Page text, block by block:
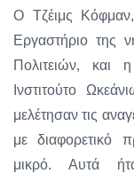
Ο Τζέιμς
Εργαστήριο της
Πολιτειών, και
Ινστιτούτο
μελέτησαν τις
με διαφορετικό
μικρό. Αυτά